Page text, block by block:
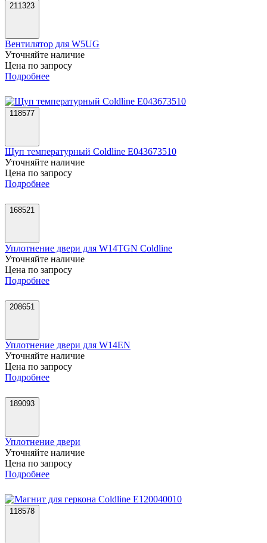
211323
Вентилятор для W5UG
Уточняйте наличие
Цена по запросу
Подробнее
118577
Щуп температурный Coldline E043673510
Уточняйте наличие
Цена по запросу
Подробнее
168521
Уплотнение двери для W14TGN Coldline
Уточняйте наличие
Цена по запросу
Подробнее
208651
Уплотнение двери для W14EN
Уточняйте наличие
Цена по запросу
Подробнее
189093
Уплотнение двери
Уточняйте наличие
Цена по запросу
Подробнее
118578